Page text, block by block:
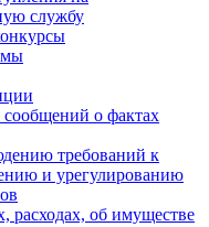
службу
сообщений о фактах
требований к
и урегулированию
расходах, об имуществе